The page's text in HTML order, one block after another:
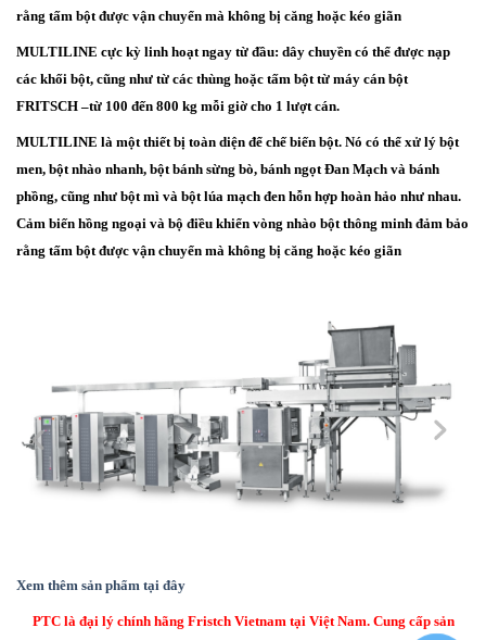
rằng tấm bột được vận chuyển mà không bị căng hoặc kéo giãn
MULTILINE cực kỳ linh hoạt ngay từ đầu: dây chuyền có thể được nạp
các khối bột, cũng như từ các thùng hoặc tấm bột từ máy cán bột
FRITSCH –từ 100 đến 800 kg mỗi giờ cho 1 lượt cán.
MULTILINE là một thiết bị toàn diện để chế biến bột. Nó có thể xử lý bột
men, bột nhào nhanh, bột bánh sừng bò, bánh ngọt Đan Mạch và bánh
phồng, cũng như bột mì và bột lúa mạch đen hỗn hợp hoàn hảo như nhau.
Cảm biến hồng ngoại và bộ điều khiển vòng nhào bột thông minh đảm bảo
rằng tấm bột được vận chuyển mà không bị căng hoặc kéo giãn
Xem thêm sản phẩm tại đây
PTC là đại lý chính hãng Fristch Vietnam tại Việt Nam. Cung cấp sản